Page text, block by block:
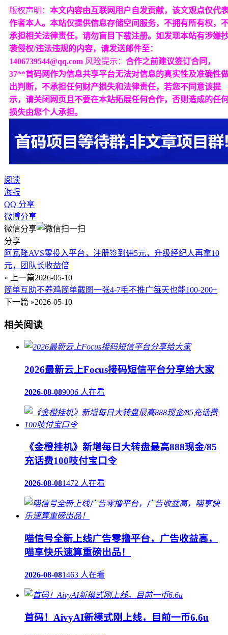
版权声明： 本文内容由互联网用户自发贡献，该文观点仅代
作者本人。本站仅提供信息存储空间服务，不拥有所有权，
承担相关法律责任。请勿盲目下载注册。如发现本站有涉嫌
袭侵权/违法违规的内容，请发送邮件至：
1406739544@qq.com 风险提示： 合作之前建议签订合同，
37**首码网作为信息共享平台无法对信息的真实性及准确性
出判断，不承担任何财产损失和法律责任，若您不同意该提
示，请关闭网页且不要在本站拓展任何合作，否则造成的任
损失由您个人承担。
阅读
海报
QQ 分享
微博分享
微信分享
分享
阿瓦隆AVS零投入平台，注册签到佣5元，升级经纪人再拿10
元，团队长收益倍
« 上一篇2026-05-10
简单互助不养鸡简单截图一张4-7毛不推广每天也能100-200+
下一篇 »2026-05-10
相关阅读
2026最新云上Focus接码短信平台分享给大家
2026-08-089006 人在看
《金橙挂机》新增每日大转盘最高888现金/85
充话费100吱付宝口令
2026-08-081472 人在看
喵信号全新上线广告零撸平台，广告收益高，
喵享快乐速算重磅出品！
2026-08-081463 人在看
首码！AivyAI新模式刚上线，目前一币6.6u